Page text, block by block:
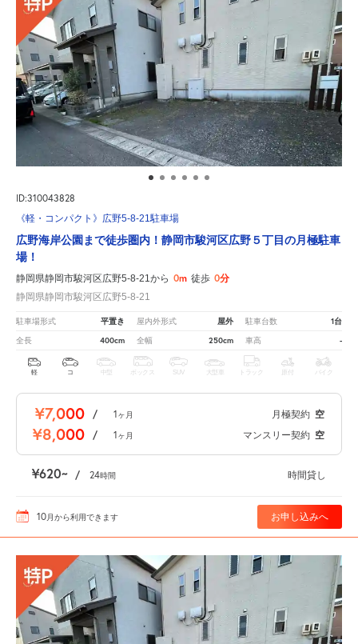
ID:310043828
《軽・コンパクト》広野5-8-21駐車場
広野海岸公園まで徒歩圏内！静岡市駿河区広野５丁目の月極駐車
場！
静岡県静岡市駿河区広野5-8-21から 0m 徒歩 0分
静岡県静岡市駿河区広野5-8-21
駐車場形式 平置き 屋内外形式 屋外 駐車台数 1台
全長 400cm 全幅 250cm 車高 -
軽 コ 中型 ボックス SUV 大型車 トラック 原付 バイク
¥7,000 / 1ヶ月 月極契約 空
¥8,000 / 1ヶ月 マンスリー契約 空
¥620 / 24時間 時間貸し
10月から利用できます お申し込みへ